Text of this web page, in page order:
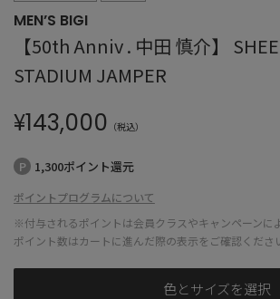
MEN’S BIGI
【50th Anniv . 中田 慎介】
STADIUM JAMPER
¥143,000 （税込）
1,300ポイント還元
ポイントプログラムについて
※付与されるポイントは会員クラスやキャンペーンに
ポイント数はカートに進んだ際の表示をご確認くださ
色とサイズを選択